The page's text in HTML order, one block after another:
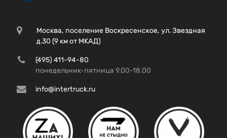
Москва, поселение Воскресенское, ул. Звездная
д.30 (9 км от МКАД)
(495) 411-94-80
понедельник-пятница 9.00-18.00
info@intertruck.ru